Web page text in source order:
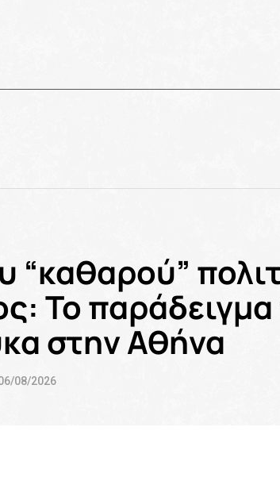
“καθαρού”
Το παράδειγμα
στην Αθήνα
08/2026